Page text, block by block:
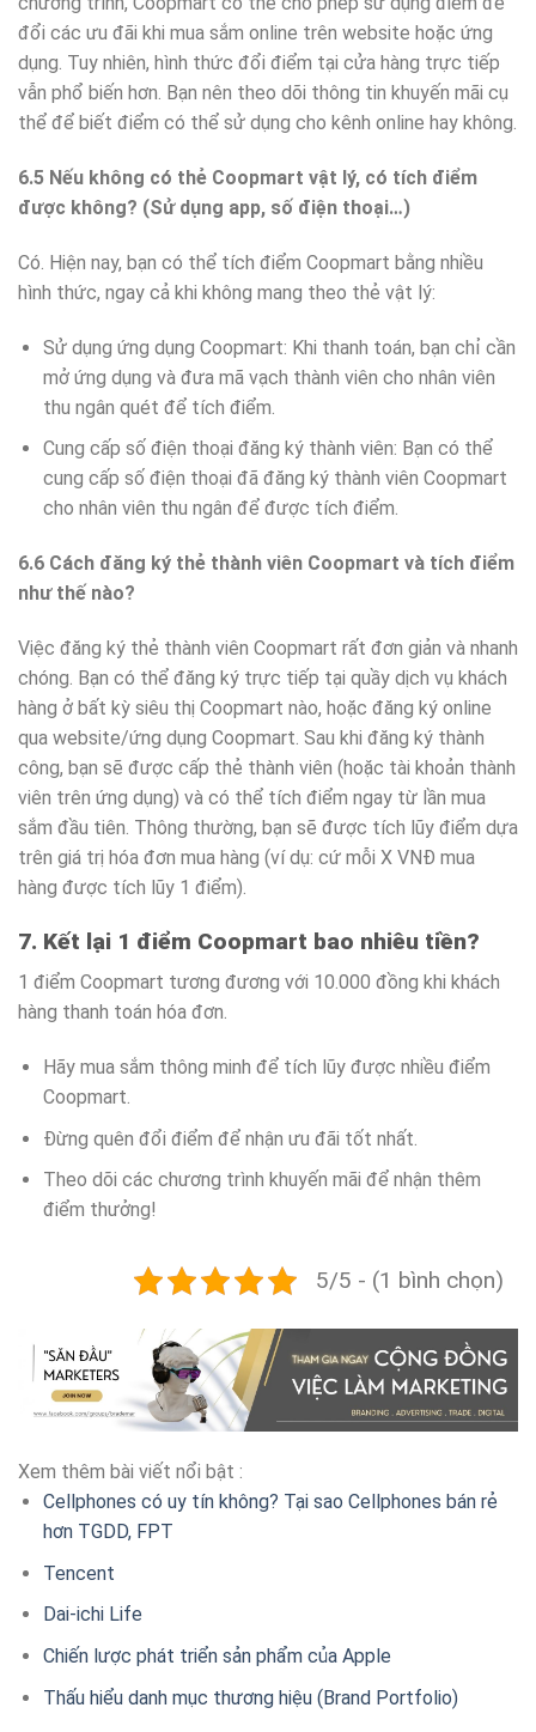
đổi các ưu đãi khi mua sắm online trên website hoặc ứng
dụng. Tuy nhiên, hình thức đổi điểm tại cửa hàng trực tiếp
vẫn phổ biến hơn. Bạn nên theo dõi thông tin khuyến mãi cụ
thể để biết điểm có thể sử dụng cho kênh online hay không.
6.5 Nếu không có thẻ Coopmart vật lý, có tích điểm
được không? (Sử dụng app, số điện thoại…)
Có. Hiện nay, bạn có thể tích điểm Coopmart bằng nhiều
hình thức, ngay cả khi không mang theo thẻ vật lý:
Sử dụng ứng dụng Coopmart: Khi thanh toán, bạn chỉ cần
mở ứng dụng và đưa mã vạch thành viên cho nhân viên
thu ngân quét để tích điểm.
Cung cấp số điện thoại đăng ký thành viên: Bạn có thể
cung cấp số điện thoại đã đăng ký thành viên Coopmart
cho nhân viên thu ngân để được tích điểm.
6.6 Cách đăng ký thẻ thành viên Coopmart và tích điểm
như thế nào?
Việc đăng ký thẻ thành viên Coopmart rất đơn giản và nhanh
chóng. Bạn có thể đăng ký trực tiếp tại quầy dịch vụ khách
hàng ở bất kỳ siêu thị Coopmart nào, hoặc đăng ký online
qua website/ứng dụng Coopmart. Sau khi đăng ký thành
công, bạn sẽ được cấp thẻ thành viên (hoặc tài khoản thành
viên trên ứng dụng) và có thể tích điểm ngay từ lần mua
sắm đầu tiên. Thông thường, bạn sẽ được tích lũy điểm dựa
trên giá trị hóa đơn mua hàng (ví dụ: cứ mỗi X VNĐ mua
hàng được tích lũy 1 điểm).
7. Kết lại 1 điểm Coopmart bao nhiêu tiền?
1 điểm Coopmart tương đương với 10.000 đồng khi khách
hàng thanh toán hóa đơn.
Hãy mua sắm thông minh để tích lũy được nhiều điểm
Coopmart.
Đừng quên đổi điểm để nhận ưu đãi tốt nhất.
Theo dõi các chương trình khuyến mãi để nhận thêm
điểm thưởng!
5/5 - (1 bình chọn)
Xem thêm bài viết nổi bật :
Cellphones có uy tín không? Tại sao Cellphones bán rẻ
hơn TGDD, FPT
Tencent
Dai-ichi Life
Chiến lược phát triển sản phẩm của Apple
Thấu hiểu danh mục thương hiệu (Brand Portfolio)